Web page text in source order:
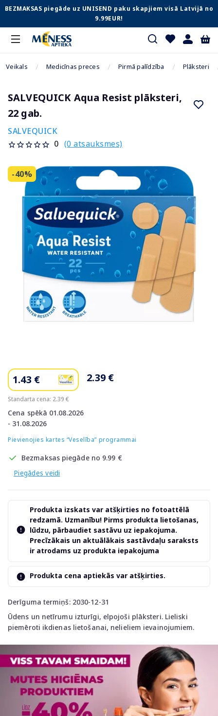
BEZMAKSAS piegāde uz UNISEND paku skapjiem visā Latvijā no
9.99EUR!
Veikals Medicīnas preces Pirmā palīdzība Plāksteri
SALVEQUICK Aqua Resist plāksteri,
22 gab.
SALVEQUICK
0 (0 atsauksmes)
-40%
1.43 €
Standarta cena: 2.39 €
Cena spēkā 01.08.2026
- 31.08.2026
2.39 €
Pievienojies kartes “Veselība” programmai
Bezmaksas piegāde no 9.99 €
Piegādes veidi
Derīguma termiņš: 2030-12-31
Ūdens un netīrumu izturīgi, elpojoši plāksteri. Lieliski
piemēroti ikdienas lietošanai, nelieliem ievainojumiem.
Produkta izskats var atšķirties no fotoattēlā
redzamā. Uzmanību! Pirms produkta lietošanas,
lūdzu, pārbaudiet sastāvu uz iepakojuma.
Precīzākais un aktuālākais sastāvdaļu saraksts
ir atrodams uz produkta iepakojuma
Produkta cena aptiekās var atšķirties.